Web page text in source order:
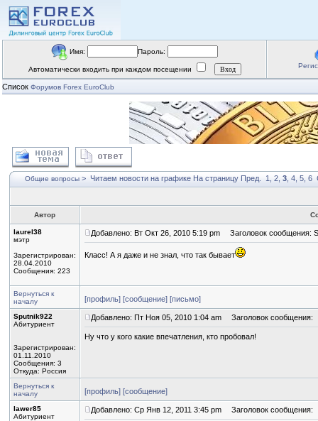
Имя: Пароль:
Автоматически входить при каждом посещении
Список Форумов Forex EuroClub
Общие вопросы > Читаем новости на графике На страницу Пред. 1 2 3 4 5 6
Автор
laurel38
мэтр
Зарегистрирован:
28.04.2010
Сообщения: 223
Добавлено: Вт Окт 26, 2010 5:19 pm Заголовок сообщения:
Класс! А я даже и не знал, что так бывает
Вернуться к
началу
[профиль] [сообщение] [письмо]
Sputnik922
Абитуриент
Зарегистрирован:
01.11.2010
Сообщения: 3
Откуда: Россия
Добавлено: Пт Ноя 05, 2010 1:04 am Заголовок сообщения:
Ну что у кого какие впечатления, кто пробовал!
Вернуться к
началу
[профиль] [сообщение]
lawer85
Абитуриент
Добавлено: Ср Янв 12, 2011 3:45 pm Заголовок сообщения: